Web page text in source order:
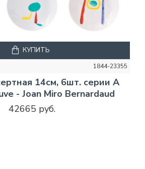
1844-23355
14см, 6шт. серии A
- Joan Miro Bernardaud
42665 руб.
КУПИТЬ